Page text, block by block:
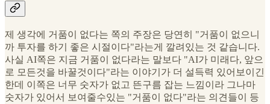
제 생각에 거품이 없다는 쪽의 주장은 당연히 "거품이 없으니
까 투자를 하기 좋은 시절이다"라는게 깔려있는 것 같습니다.
사실 AI쪽은 지금 거품이 없다라는 말보다 "AI가 미래다, 앞으
로 모든것을 바꿀것이다"라는 이야기가 더 설득력 있어보이긴
한데 이쪽은 너무 숫자가 없고 뜬구름 잡는 느낌이라 그나마
숫자가 있어서 보여줄수있는 "거품이 없다"라는 의견들이 등